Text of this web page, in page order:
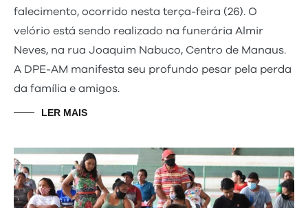
falecimento, ocorrido nesta terça-feira (26). O
velório está sendo realizado na funerária Almir
Neves, na rua Joaquim Nabuco, Centro de Manaus.
A DPE-AM manifesta seu profundo pesar pela perda
da família e amigos.
LER MAIS